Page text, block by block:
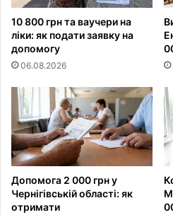
10 800 грн та ваучери на
ліки: як подати заявку на
допомогу
06.08.2026
Допомога 2 000 грн у
Чернігівській області: як
отримати